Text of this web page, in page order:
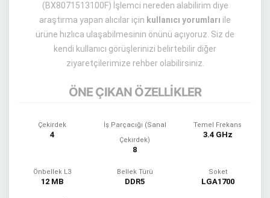
(BX8071513100F) İşlemci nereden alabilirim diye
araştırma yapan alıcılar için kullanıcı yorumları ile
ürüne hızlıca ulaşabilmesinin önünü açıyoruz. Siz de
kendi kullanıcı görüşlerinizi belirtebilir diğer
ziyaretçilerimize rehber olabilirsiniz.
ÖNE ÇIKAN ÖZELLİKLER
Çekirdek
4
İş Parçacığı (Sanal
Çekirdek)
8
Temel Frekans
3.4 GHz
Önbellek L3
12 MB
Bellek Türü
DDR5
Soket
LGA1700